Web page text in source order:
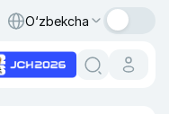
O‘zbekcha